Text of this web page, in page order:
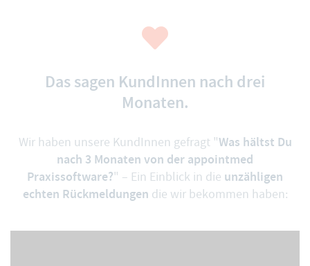
Das sagen KundInnen nach drei
Monaten.
Wir haben unsere KundInnen gefragt "Was hältst Du
nach 3 Monaten von der appointmed
Praxissoftware?" – Ein Einblick in die unzähligen
echten Rückmeldungen die wir bekommen haben: